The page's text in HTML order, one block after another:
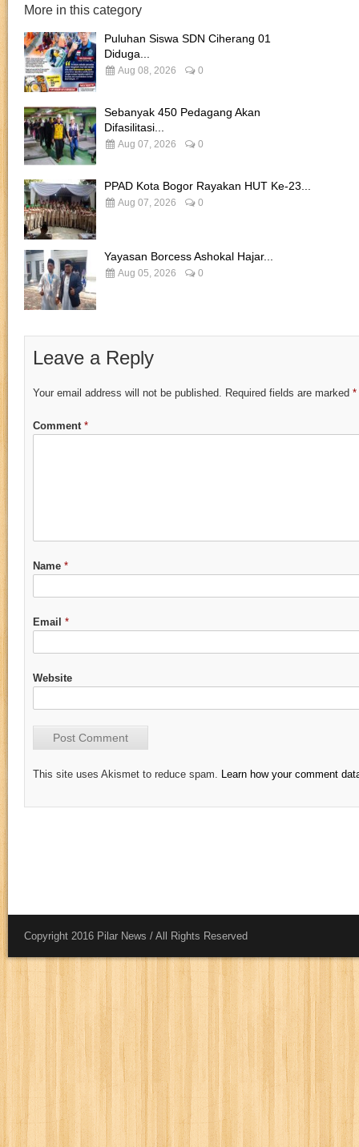
More in this category
Puluhan Siswa SDN Ciherang 01
Diduga...
Aug 08, 2026 0
Sebanyak 450 Pedagang Akan
Difasilitasi...
Aug 07, 2026 0
PPAD Kota Bogor Rayakan HUT Ke-23...
Aug 07, 2026 0
Yayasan Borcess Ashokal Hajar...
Aug 05, 2026 0
Leave a Reply
Your email address will not be published. Required fields are marked *
Comment *
Name *
Email *
Website
This site uses Akismet to reduce spam. Learn how your comment
Copyright 2016 Pilar News / All Rights Reserved